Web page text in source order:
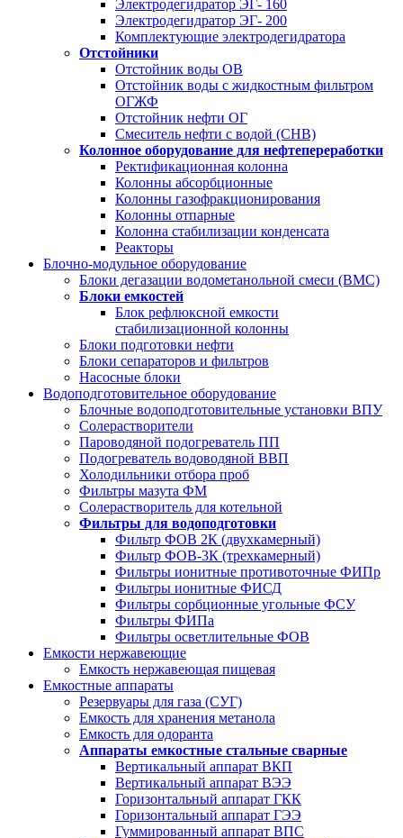
Электродегидратор ЭГ- 160
Электродегидратор ЭГ- 200
Комплектующие электродегидратора
Отстойники
Отстойник воды ОВ
Отстойник воды с жидкостным фильтром
ОГЖФ
Отстойник нефти ОГ
Смеситель нефти с водой (СНВ)
Колонное оборудование для нефтепереработки
Ректификационная колонна
Колонны абсорбционные
Колонны газофракционирования
Колонны отпарные
Колонна стабилизации конденсата
Реакторы
Блочно-модульное оборудование
Блоки дегазации водометанольной смеси (BMC)
Блоки емкостей
Блок рефлюксной емкости
стабилизационной колонны
Блоки подготовки нефти
Блоки сепараторов и фильтров
Насосные блоки
Водоподготовительное оборудование
Блочные водоподготовительные установки ВПУ
Солерастворители
Пароводяной подогреватель ПП
Подогреватель водоводяной ВВП
Холодильники отбора проб
Фильтры мазута ФМ
Солерастворитель для котельной
Фильтры для водоподготовки
Фильтр ФОВ 2К (двухкамерный)
Фильтр ФОВ-3К (трехкамерный)
Фильтры ионитные противоточные ФИПр
Фильтры ионитные ФИСД
Фильтры сорбционные угольные ФСУ
Фильтры ФИПа
Фильтры осветлительные ФОВ
Емкости нержавеющие
Емкость нержавеющая пищевая
Емкостные аппараты
Резервуары для газа (СУГ)
Емкость для хранения метанола
Емкость для одоранта
Аппараты емкостные стальные сварные
Вертикальный аппарат ВКП
Вертикальный аппарат ВЭЭ
Горизонтальный аппарат ГКК
Горизонтальный аппарат ГЭЭ
Гуммированный аппарат ВПС